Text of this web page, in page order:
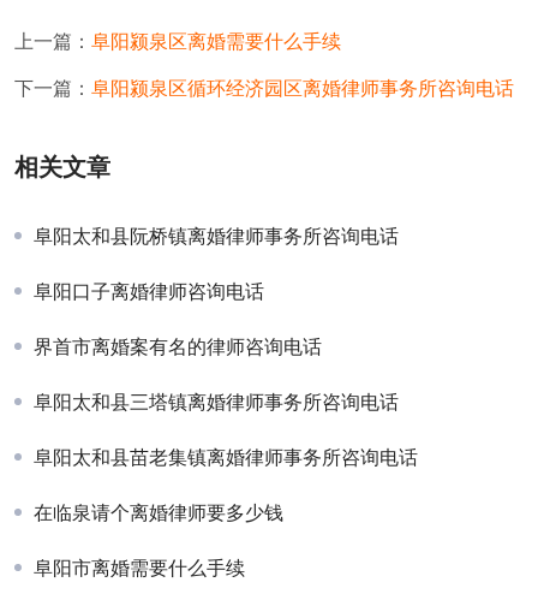
上一篇： 阜阳颍泉区离婚需要什么手续
下一篇： 阜阳颍泉区循环经济园区离婚律师事务所咨询电话
相关文章
阜阳太和县阮桥镇离婚律师事务所咨询电话
阜阳口子离婚律师咨询电话
界首市离婚案有名的律师咨询电话
阜阳太和县三塔镇离婚律师事务所咨询电话
阜阳太和县苗老集镇离婚律师事务所咨询电话
在临泉请个离婚律师要多少钱
阜阳市离婚需要什么手续